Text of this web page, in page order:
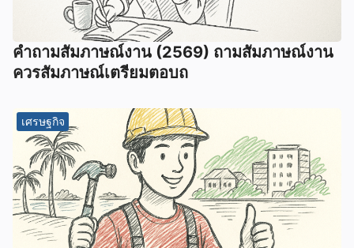
คําถามสัมภาษณ์งาน (2569) ถามสัมภาษณ์งาน
ควรสัมภาษณ์เตรียมตอบถ
เศรษฐกิจ